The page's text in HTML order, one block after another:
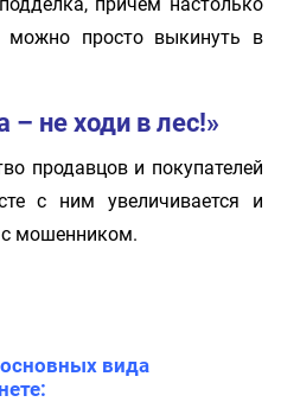
можно просто выкинуть в
– не ходи в лес!»
продавцов и покупателей
с ним увеличивается и
с мошенником.
вида